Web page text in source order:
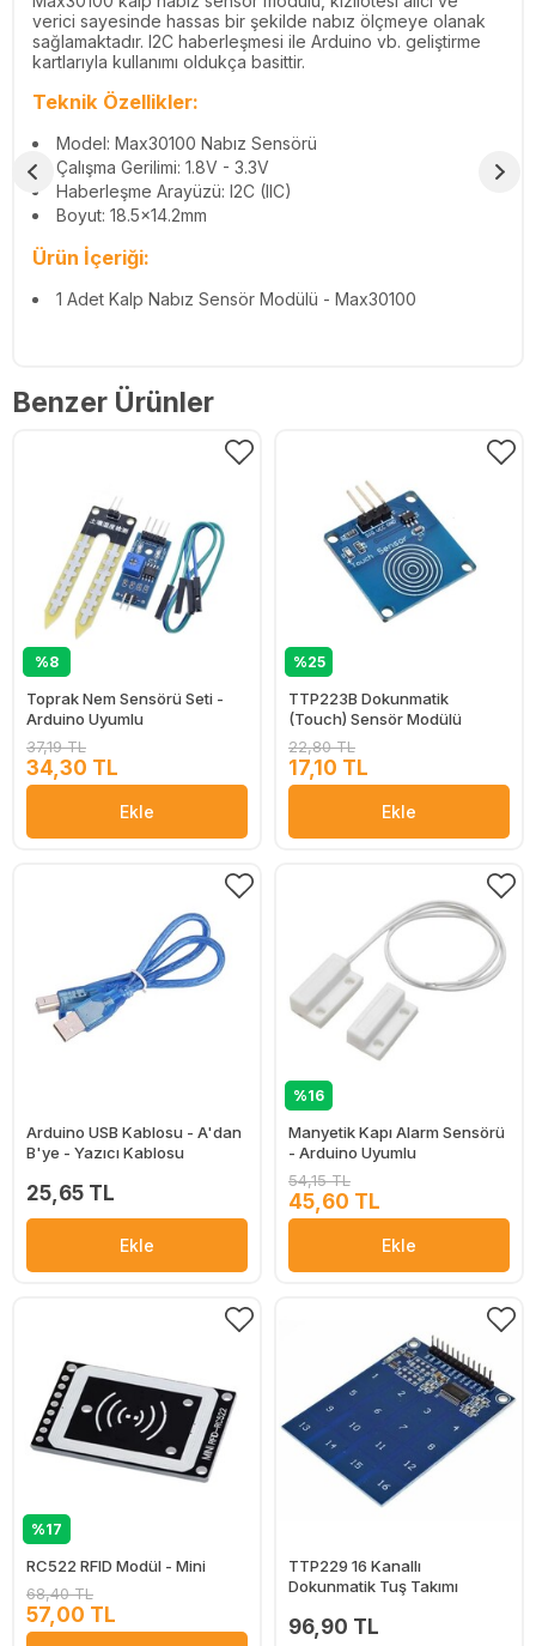
verici sayesinde hassas bir şekilde nabız ölçmeye olanak
sağlamaktadır. I2C haberleşmesi ile Arduino vb. geliştirme
kartlarıyla kullanımı oldukça basittir.
Teknik Özellikler:
Model: Max30100 Nabız Sensörü
Çalışma Gerilimi: 1.8V - 3.3V
Haberleşme Arayüzü: I2C (IIC)
Boyut: 18.5x14.2mm
Ürün İçeriği:
1 Adet Kalp Nabız Sensör Modülü - Max30100
Benzer Ürünler
%8
Toprak Nem Sensörü Seti -
Arduino Uyumlu
37,19 TL
34,30 TL
Ekle
%25
TTP223B Dokunmatik
(Touch) Sensör Modülü
22,80 TL
17,10 TL
Ekle
Arduino USB Kablosu - A'dan
B'ye - Yazıcı Kablosu
25,65 TL
Ekle
%16
Manyetik Kapı Alarm Sensörü
- Arduino Uyumlu
54,15 TL
45,60 TL
Ekle
%17
RC522 RFID Modül - Mini
68,40 TL
57,00 TL
TTP229 16 Kanallı
Dokunmatik Tuş Takımı
96,90 TL